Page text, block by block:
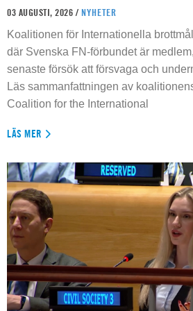
03 AUGUSTI, 2026 / NYHETER
Koalitionen för Internationella
där Svenska FN-förbundet är
senaste försök att försvaga och
Läs sammanfattningen av
Coalition for the International
LÄS MER